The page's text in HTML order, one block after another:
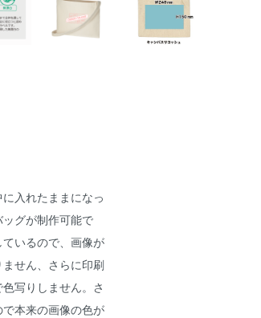
入れたままになっ
グが制作可能で
いるので、画像が
せん、さらに印刷
写りしません。さ
本来の画像の色が